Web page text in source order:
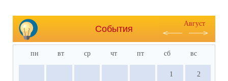
События
Август
пн вт ср чт пт сб вс
1 2